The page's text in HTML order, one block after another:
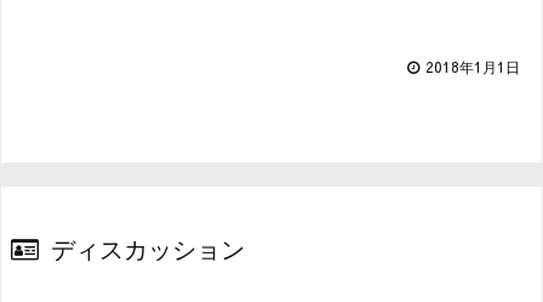
2018年1月1日
ディスカッション